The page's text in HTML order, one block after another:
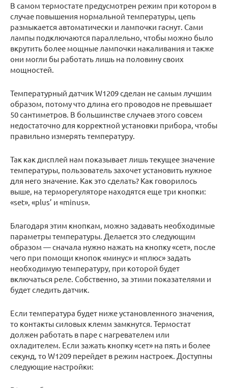
В самом термостате предусмотрен режим при котором в
случае повышения нормальной температуры, цепь
размыкается автоматически и лампочки гаснут. Сами
лампы подключаются параллельно, чтобы можно было
вкрутить более мощные лампочки накаливания и также
они могли бы работать лишь на половину своих
мощностей.
Температурный датчик W1209 сделан не самым лучшим
образом, потому что длина его проводов не превышает
50 сантиметров. В большинстве случаев этого совсем
недостаточно для корректной установки прибора, чтобы
правильно измерять температуру.
Так как дисплей нам показывает лишь текущее значение
температуры, пользователь захочет установить нужное
для него значение. Как это сделать? Как говорилось
выше, на терморегуляторе находятся еще три кнопки:
«set», «plus’ и «minus».
Благодаря этим кнопкам, можно задавать необходимые
параметры температуры. Делается это следующим
образом — сначала нужно нажать на кнопку «сет», после
чего при помощи кнопок «минус» и «плюс» задать
необходимую температуру, при которой будет
включаться реле. Собственно, за этими показателями и
будет следить датчик.
Если температура будет ниже установленного значения,
то контакты силовых клемм замкнутся. Термостат
должен работать в паре с нагревателем или
охладителем. Если зажать кнопку «сет» на пять и более
секунд, то W1209 перейдет в режим настроек. Доступны
следующие настройки: